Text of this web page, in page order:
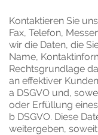
Kontaktieren Sie
Fax, Telefon,
wir die Daten, die
Name,
Rechtsgrundlage
an effektiver
a DSGVO und,
oder Erfüllung
b DSGVO. Diese
weitergeben, soweit